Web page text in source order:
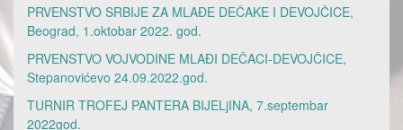
PRVENSTVO SRBIJE ZA MLAĐE DEČAKE I DEVOJČICE,
Beograd, 1.oktobar 2022. god.
PRVENSTVO VOJVODINE MLAĐI DEČACI-DEVOJČICE,
Stepanovićevo 24.09.2022.god.
TURNIR TROFEJ PANTERA BIJELjINA, 7.septembar
2022god.